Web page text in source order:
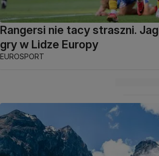
Rangersi nie tacy straszni.
gry w Lidze Europy
EUROSPORT